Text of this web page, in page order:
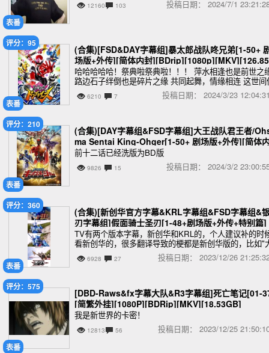
表番
12160 103 投稿日期： 2024/7/1
表番
评分：95
(合集)[FSD&DAY字幕组]暴太郎战队咚兄弟[1-50+
场版+外传][简体内封
B]
哈哈哈哈哈！祭典啦祭典啦！！！ 萍水相逢也是前世之
路边石子绊倒也是碎片之缘 共同起舞，情缘相连 这世间
是乐园 烦恼统统吹走吧 笑吧笑吧！
6210 7 投稿日期： 2024/3/23
表番
评分：210
(合集)[DAY字幕组&FSD字幕组]大王战队君王者/
ma Sentai King-Ohger[1-50+ 剧场版+外传][简体
封][WEBrip][1080p][MP4][56.6GB]
前十二话已经洗版为BD版
9826 15 投稿日期： 2024/3/2
表番
评分：360
(合集)[新创华官方字幕&KRL字幕组&FSD字幕组&
刃字幕组]假面骑士圣刃[1-48+剧场版+外传+特别篇]
[简繁内封][1080P][MP4][64.88GB]
TV有两个版本字幕，新创华和KRL的，个人建议补的时
看新创华的，很多翻译导致的梗都是新创华版的，比如"
善人"和"我没有父母"。说点别的，骑士进入令和真是一
三折，刨去未完结的歌查德，能当牌面的只有
6928 27 投稿日期： 2023/12/26
表番
评分：575
[DBD-Raws&fx字幕大队&R3字幕组]死亡笔记[01-
[简繁外挂][1080P][BDRip][MKV][18.53GB]
我是新世界的卡密！
12813 56 投稿日期： 2023/12/25